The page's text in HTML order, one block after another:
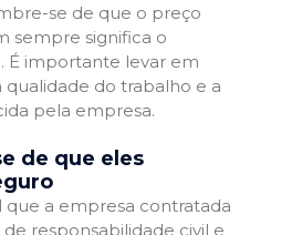
se de que o preço
sempre significa o
É importante levar em
qualidade do trabalho e a
pela empresa.
de que eles
que a empresa contratada
responsabilidade civil e